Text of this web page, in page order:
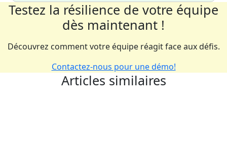
Testez la résilience de votre équipe
dès maintenant !
Découvrez comment votre équipe réagit face aux défis.
Contactez-nous pour une démo!
Articles similaires